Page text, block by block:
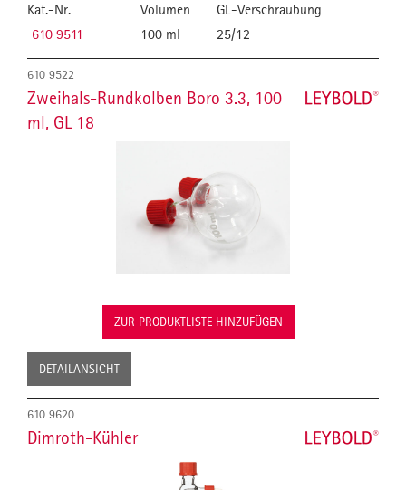
Kat.-Nr.
Volumen
GL-Verschraubung
610 9511
100 ml 25/12
610 9522
Zweihals-Rundkolben Boro 3.3, 100
ml, GL 18
ZUR PRODUKTLISTE HINZUFÜGEN
DETAILANSICHT
610 9620
Dimroth-Kühler